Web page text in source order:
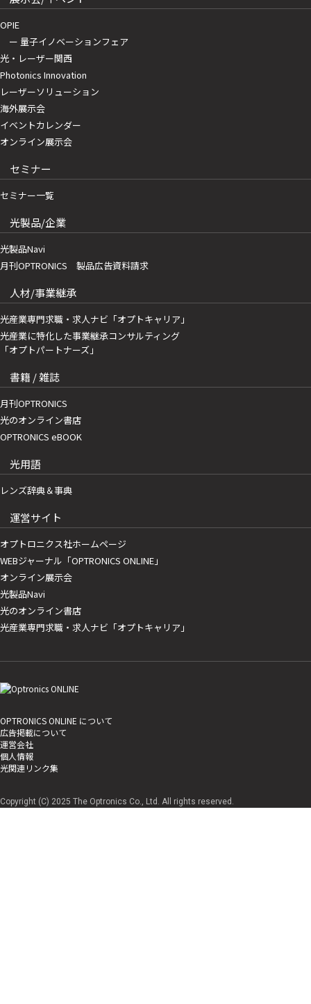
OPIE
ー 量子イノベーションフェア
光・レーザー関西
Photonics Innovation
レーザーソリューション
海外展示会
イベントカレンダー
オンライン展示会
セミナー
セミナー一覧
光製品/企業
光製品Navi
月刊OPTRONICS 製品広告資料請求
人材/事業継承
光産業専門求職・求人ナビ「オプトキャリア」
光産業に特化した事業継承コンサルティング
「オプトパートナーズ」
書籍 / 雑誌
月刊OPTRONICS
光のオンライン書店
OPTRONICS eBOOK
光用語
レンズ辞典＆事典
運営サイト
オプトロニクス社ホームページ
WEBジャーナル「OPTRONICS ONLINE」
オンライン展示会
光製品Navi
光のオンライン書店
光産業専門求職・求人ナビ「オプトキャリア」
OPTRONICS ONLINE について
広告掲載について
運営会社
個人情報
光関連リンク集
Copyright (C) 2025 The Optronics Co., Ltd. All rights reserved.